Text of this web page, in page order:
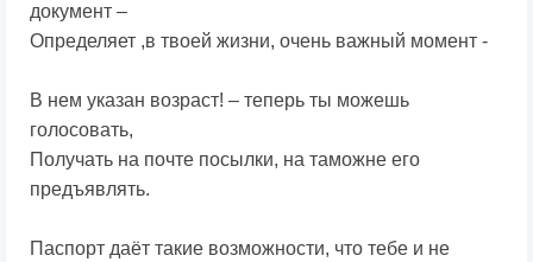
документ –
Определяет ,в твоей жизни, очень важный момент -
В нем указан возраст! – теперь ты можешь
голосовать,
Получать на почте посылки, на таможне его
предъявлять.
Паспорт даёт такие возможности, что тебе и не